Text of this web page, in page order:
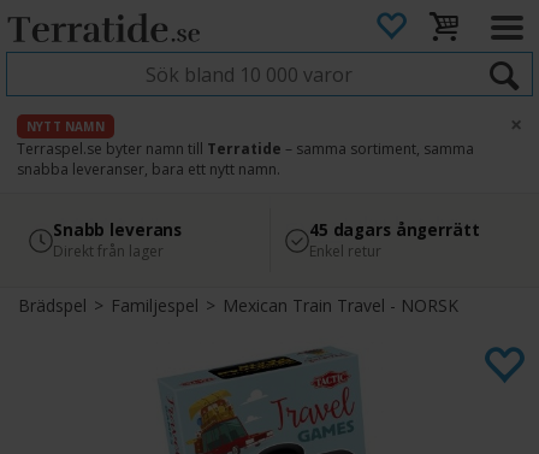
NYTT NAMN
Terraspel.se byter namn till Terratide – samma sortiment, samma
snabba leveranser, bara ett nytt namn.
×
4.8
Läs omdömen på Google
Säker betalning
med Svea
Snabb leverans
Direkt från lager
45 dagars ångerrätt
Enkel retur
Brädspel> Familjespel> Mexican Train Travel - NORSK